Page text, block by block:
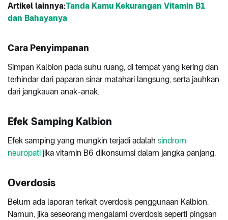
Artikel lainnya:Tanda Kamu Kekurangan Vitamin B1
dan Bahayanya
Cara Penyimpanan
Simpan Kalbion pada suhu ruang, di tempat yang kering dan
terhindar dari paparan sinar matahari langsung, serta jauhkan
dari jangkauan anak-anak.
Efek Samping Kalbion
Efek samping yang mungkin terjadi adalah sindrom
neuropati jika vitamin B6 dikonsumsi dalam jangka panjang.
Overdosis
Belum ada laporan terkait overdosis penggunaan Kalbion.
Namun, jika seseorang mengalami overdosis seperti pingsan